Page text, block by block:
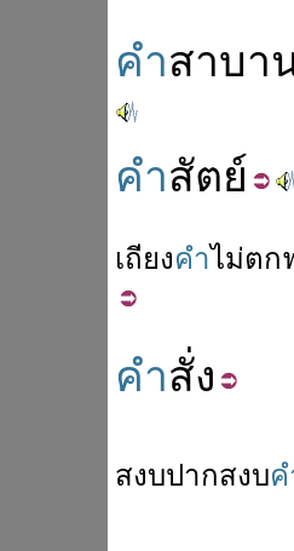
คำสาบา
คำสัตย์
เถียงคำไม่ตก
คำสั่ง
สงบปากสงบ